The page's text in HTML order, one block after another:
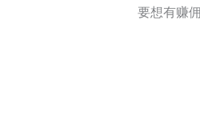
要想有赚